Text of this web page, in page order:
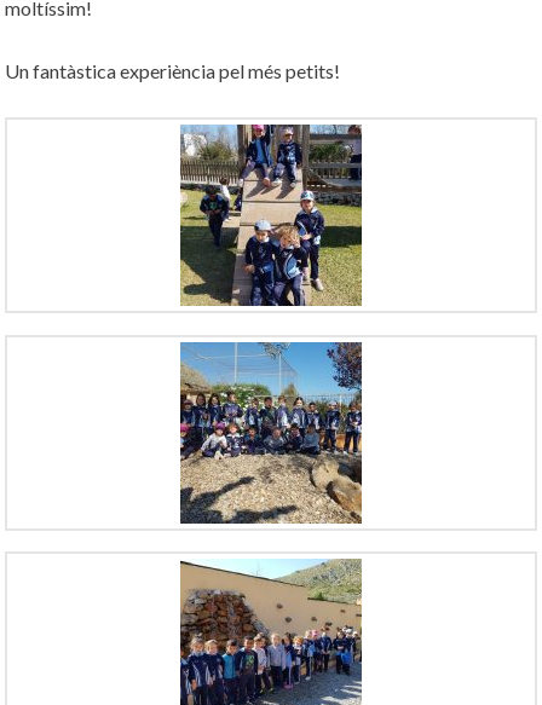
moltíssim!
Un fantàstica experiència pel més petits!